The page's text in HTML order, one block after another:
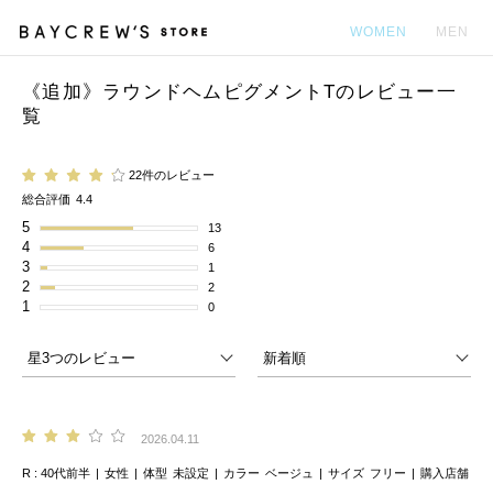
WOMEN MEN
《追加》ラウンドヘムピグメントTのレビュー一
覧
22件のレビュー
総合評価 4.4
5 13
4 6
3 1
2 2
1 0
2026.04.11
R 40代前半 女性 体型 未設定 カラー ベージュ サイズ フリー
購入店舗